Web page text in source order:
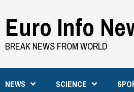
to
content
Euro Info
BREAK NEWS FROM WORLD
NEWS SCIENCE